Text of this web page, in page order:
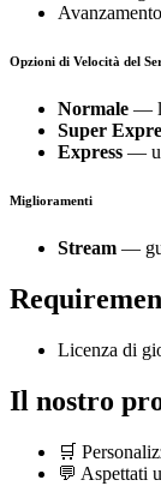
Opzioni di Velocità del
Normale —
Super
Express —
Miglioramenti
Stream —
Licenza di
Il nostro
🛒
💬 Aspettati